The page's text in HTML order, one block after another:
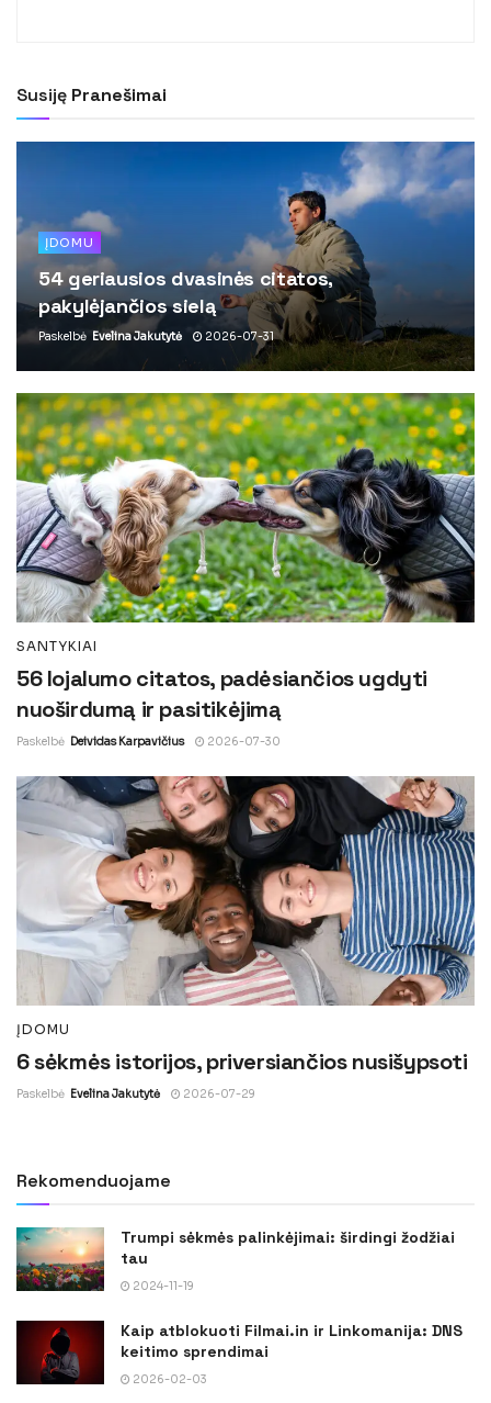
Susiję Pranešimai
ĮDOMU
54 geriausios dvasinės citatos,
pakylėjančios sielą
Paskelbė Evelina Jakutytė 2026-07-31
SANTYKIAI
56 lojalumo citatos, padėsiančios ugdyti
nuoširdumą ir pasitikėjimą
Paskelbė Deividas Karpavičius 2026-07-30
ĮDOMU
6 sėkmės istorijos, priversiančios nusišypsoti
Paskelbė Evelina Jakutytė 2026-07-29
Rekomenduojame
Trumpi sėkmės palinkėjimai: širdingi žodžiai
tau
2024-11-19
Kaip atblokuoti Filmai.in ir Linkomanija: DNS
keitimo sprendimai
2026-02-03